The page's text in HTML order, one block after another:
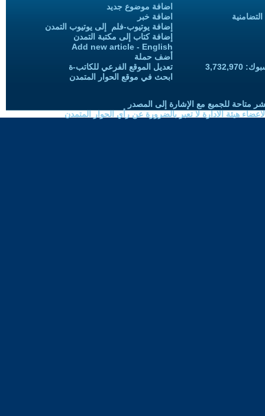
اضافة موضوع جديد
اضافة خبر
إضافة يوتيوب-فلم إلى يوتيوب التمدن
إضافة كتاب إلى مكتبة التمدن
Add new article - English
أضف حملة
تعديل الموقع الفرعي للكاتب-ة
ابحث في موقع الحوار المتمدن
متاحة للجميع مع الإشارة إلى المصدر
هيئة الادارة لا تعبر بالضرورة عن رأي الحوار المتمدن